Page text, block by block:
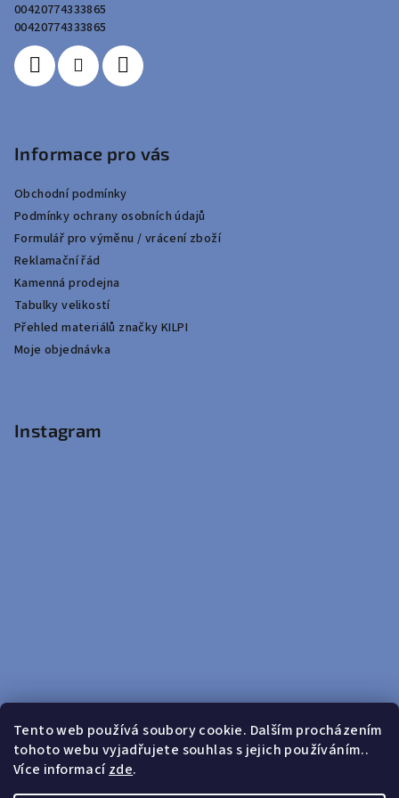
Tento web používá soubory cookie. Dalším procházením
tohoto webu vyjadřujete souhlas s jejich používáním..
Více informacízde.
00420774333865
00420774333865
Informace pro vás
Obchodní podmínky
Podmínky ochrany osobních údajů
Formulář pro výměnu / vrácení zboží
Reklamační řád
Kamenná prodejna
Tabulky velikostí
Přehled materiálů značky KILPI
Moje objednávka
Instagram
Sledovat na Instagramu